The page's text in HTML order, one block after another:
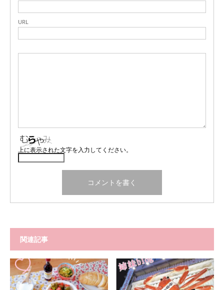
URL
上に表示された文字を入力してください。
関連記事